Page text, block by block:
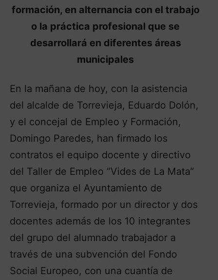
formación, en alternancia con el trabajo
o la práctica profesional que se
desarrollará en diferentes áreas
municipales
En la mañana de hoy, con la asistencia
del alcalde de Torrevieja, Eduardo Dolón,
y el concejal de Empleo y Formación,
Domingo Paredes, han firmado los
contratos el equipo docente y directivo
del Taller de Empleo “Vides de La Mata”
que organiza el Ayuntamiento de
Torrevieja, formado por un director y dos
docentes además de los 10 integrantes
del grupo del alumnado trabajador a
través de una subvención del Fondo
Social Europeo, con una cuantía de